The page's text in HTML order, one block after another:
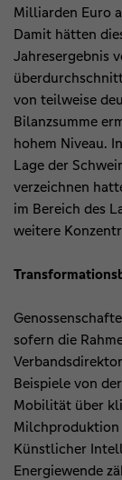
Milliarden Euro
Damit hätten
Jahresergebnis
von teilweise
Bilanzsumme
hohem Niveau.
Lage der
verzeichnen
im Bereich des
weitere
sofern die
Beispiele von
Mobilität über
Künstlicher
Energiewende